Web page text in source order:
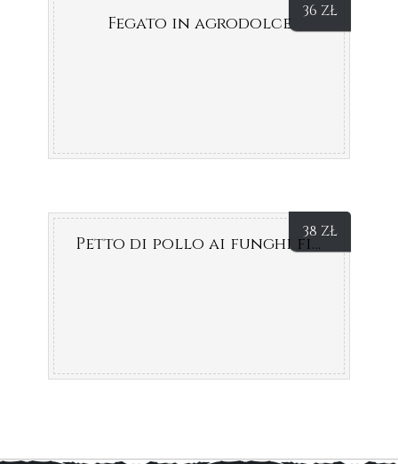
36 ZŁ
Fegato in agrodolce
38 ZŁ
Petto di pollo ai funghi finferli